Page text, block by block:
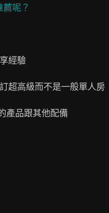
呢？
經驗
超高級而不是一般單人房
產品跟其他配備